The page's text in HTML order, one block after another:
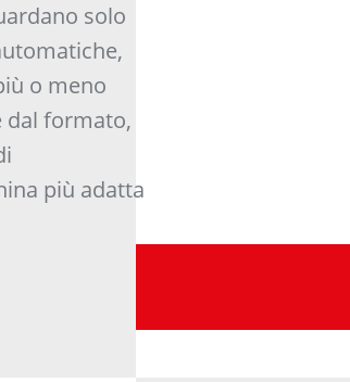
solo
o meno
dal formato,
più adatta